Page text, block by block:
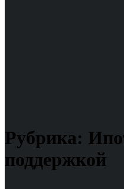
Рубрика:
поддержкой